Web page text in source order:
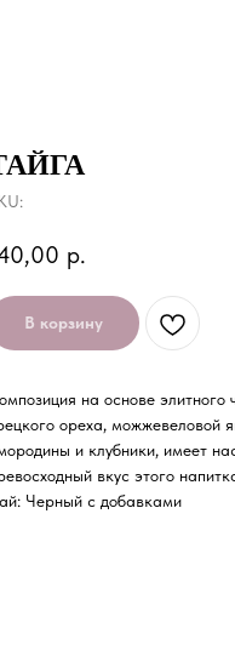
р.
В корзину
на основе
ореха, можжевеловой
и клубники, имеет
вкус этого
Черный с добавками